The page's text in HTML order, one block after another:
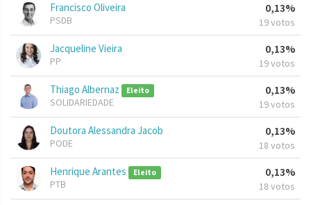
Francisco Oliveira
PSDB
0,13%
19 votos
Jacqueline Vieira
PP
0,13%
19 votos
Thiago Albernaz Eleito
SOLIDARIEDADE
0,13%
19 votos
Doutora Alessandra Jacob
PODE
0,13%
18 votos
Henrique Arantes Eleito
PTB
0,13%
18 votos